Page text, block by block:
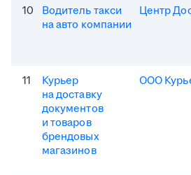
10
Водитель такси
на авто компании
Центр
11
Курьер
на доставку
документов
и товаров
брендовых
магазинов
ООО